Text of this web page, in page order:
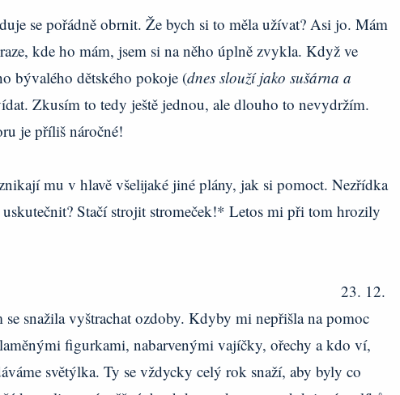
se pořádně obrnit. Že bych si to měla užívat? Asi jo. Mám
kde ho mám, jsem si na něho úplně zvykla. Když ve
bývalého dětského pokoje (dnes slouží jako sušárna a
Zkusím to tedy ještě jednou, ale dlouho to nevydržím.
je příliš náročné!
mu v hlavě všelijaké jiné plány, jak si pomoct. Nezřídka
Stačí strojit stromeček!* Letos mi při tom hrozily
23. 12.
snažila vyštrachat ozdoby. Kdyby mi nepřišla na pomoc
figurkami, nabarvenými vajíčky, ořechy a kdo ví,
světýlka. Ty se vždycky celý rok snaží, aby byly co